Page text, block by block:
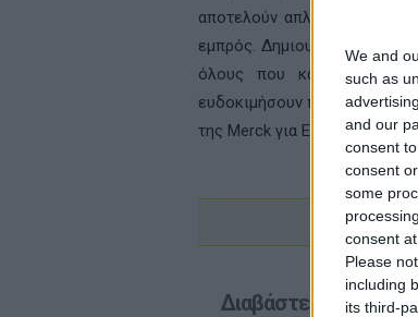
We and
such as
and our
consent
consent
some
consent
Please
including
its third-
αποτελούν απλώς το κλειδί
εμπρός. Δημιουργούμε έναν
όλους που καλλιεργεί τη
ευδοκιμήσουν προσωπικά
της Merck για Ελλάδα και
Διαβάστε επίσης